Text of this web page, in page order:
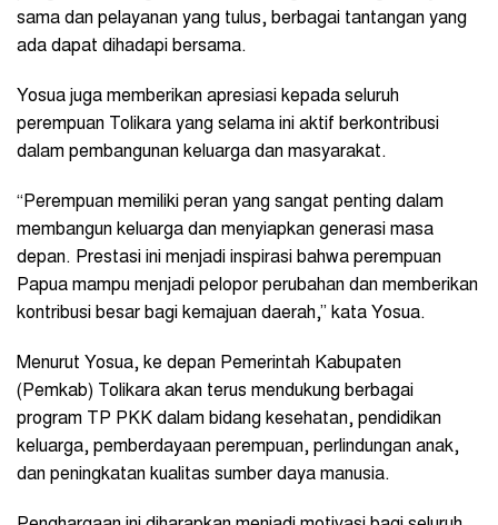
sama dan pelayanan yang tulus, berbagai tantangan yang
ada dapat dihadapi bersama.
Yosua juga memberikan apresiasi kepada seluruh
perempuan Tolikara yang selama ini aktif berkontribusi
dalam pembangunan keluarga dan masyarakat.
“Perempuan memiliki peran yang sangat penting dalam
membangun keluarga dan menyiapkan generasi masa
depan. Prestasi ini menjadi inspirasi bahwa perempuan
Papua mampu menjadi pelopor perubahan dan memberikan
kontribusi besar bagi kemajuan daerah,” kata Yosua.
Menurut Yosua, ke depan Pemerintah Kabupaten
(Pemkab) Tolikara akan terus mendukung berbagai
program TP PKK dalam bidang kesehatan, pendidikan
keluarga, pemberdayaan perempuan, perlindungan anak,
dan peningkatan kualitas sumber daya manusia.